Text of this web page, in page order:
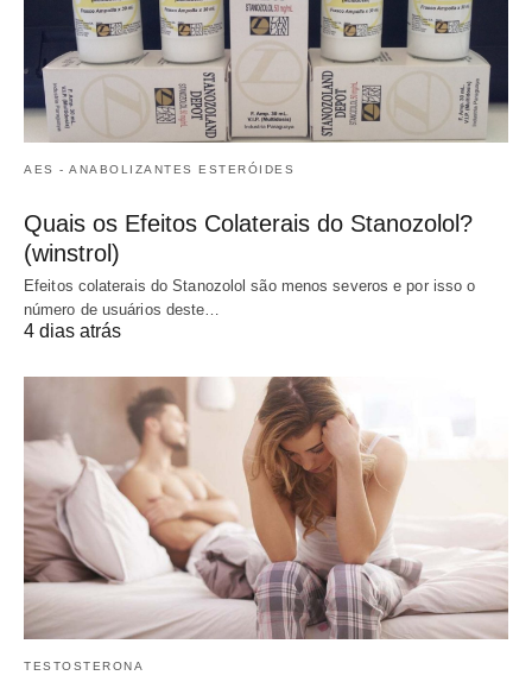
AES - ANABOLIZANTES ESTERÓIDES
Quais os Efeitos Colaterais do Stanozolol?
(winstrol)
Efeitos colaterais do Stanozolol são menos severos e por isso o
número de usuários deste…
4 dias atrás
TESTOSTERONA